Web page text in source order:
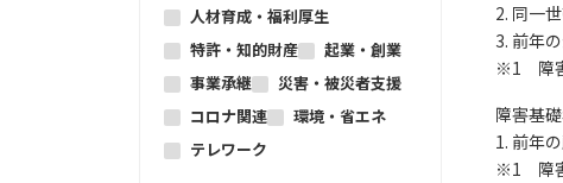
人材育成・福利厚生
特許・知的財産
起業・創業
事業承継
災害・被災者支援
コロナ関連
環境・省エネ
テレワーク
2. 同一
3. 前年
※1 障害
障害基
1. 前年
※1 障害